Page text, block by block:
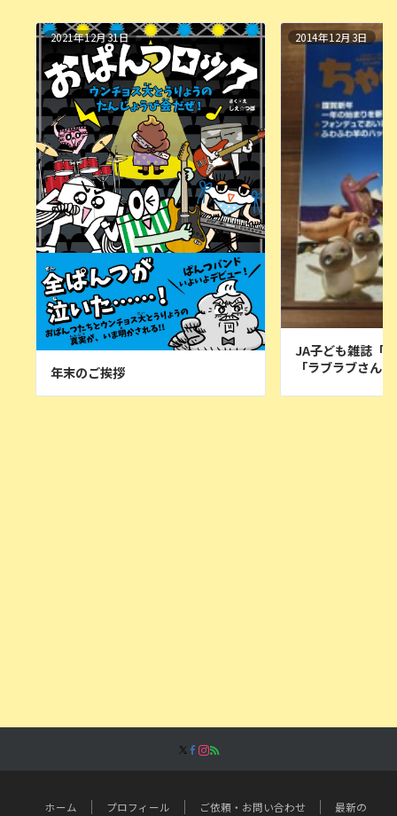
2021年12月31日
年末のご挨拶
2014年12月3日
JA子ども雑誌「
「ラブラブさん
ホーム プロフィール ご依頼・お問い合わせ 最新の